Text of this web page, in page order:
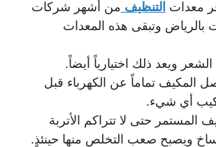
معدات التنظيف من أشهر شركات
بالرياض وتبقى هذه المعدات
ويعد ذلك اختيارياً أيضاً.
المكيف تماماً عن الكهرباء قبل
أي شيء.
المستمر حتى لا تتراكم الأتربة
ويصبح صعب التخلص منها حينئذٍ.